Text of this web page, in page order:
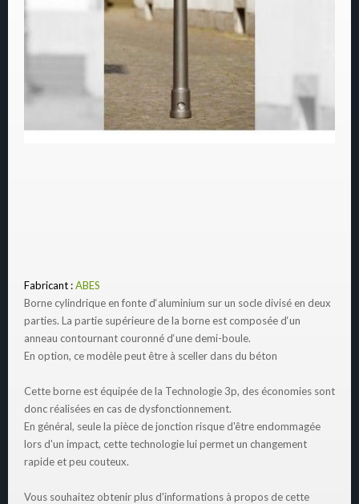
Fabricant :ABES
Borne cylindrique en fonte d‘aluminium sur un socle divisé en deux
parties. La partie supérieure de la borne est composée d‘un
anneau contournant couronné d‘une demi-boule.
En option, ce modèle peut être à sceller dans du béton
Cette borne est équipée de la Technologie 3p, des économies sont
donc réalisées en cas de dysfonctionnement.
En général, seule la pièce de jonction risque d'être endommagée
lors d'un impact, cette technologie lui permet un changement
rapide et peu couteux.
Vous souhaitez obtenir plus d'informations à propos de cette